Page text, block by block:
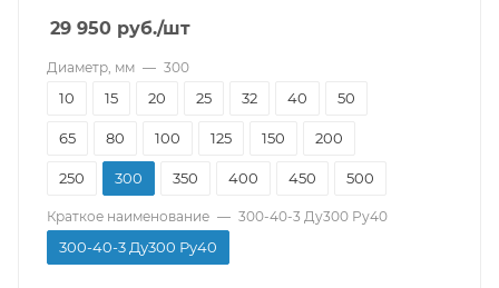
29 950 руб./шт
Диаметр, мм — 300
10 15 20 25 32 40 50
65 80 100 125 150 200
250 300 350 400 450 500
Краткое наименование — 300-40-3 Ду300 Ру40
300-40-3 Ду300 Ру40